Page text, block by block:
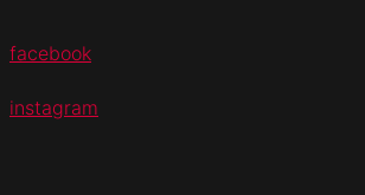
facebook
instagram